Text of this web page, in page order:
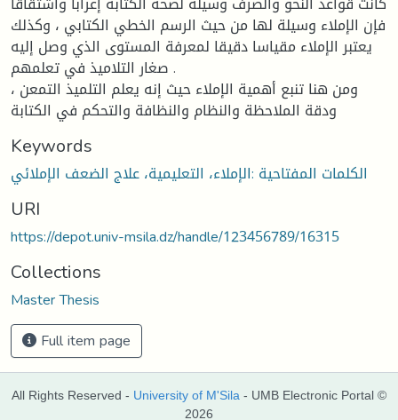
فإن الإملاء وسيلة لها من حيث الرسم الخطي الكتابي ، وكذلك
يعتبر الإملاء مقياسا دقيقا لمعرفة المستوى الذي وصل إليه
صغار التلاميذ في تعلمهم .
ومن هنا تنبع أهمية الإملاء حيث إنه يعلم التلميذ التمعن ،
ودقة الملاحظة والنظام والنظافة والتحكم في الكتابة
Keywords
الكلمات المفتاحية :الإملاء، التعليمية، علاج الضعف الإملائي
URI
https://depot.univ-msila.dz/handle/123456789/16315
Collections
Master Thesis
Full item page
All Rights Reserved - University of M'Sila - UMB Electronic Portal ©
2026